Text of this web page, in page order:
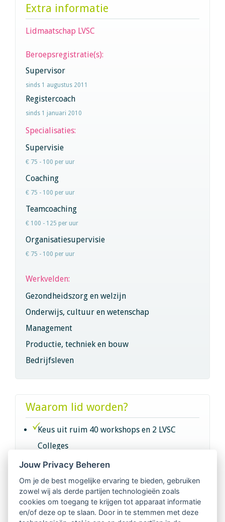
Extra informatie
Lidmaatschap LVSC
Beroepsregistratie(s):
Supervisor
sinds 1 augustus 2011
Registercoach
sinds 1 januari 2010
Specialisaties:
Supervisie
€ 75 - 100 per uur
Coaching
€ 75 - 100 per uur
Teamcoaching
€ 100 - 125 per uur
Organisatiesupervisie
€ 75 - 100 per uur
Werkvelden:
Gezondheidszorg en welzijn
Onderwijs, cultuur en wetenschap
Management
Productie, techniek en bouw
Bedrijfsleven
Waarom lid worden?
Keus uit ruim 40 workshops en 2 LVSC
Colleges
Intervisie met geregistreerde vakgenoten
Netwerk van 2100 professionals in 14
regio's
Jouw Privacy Beheren
Om je de best mogelijke ervaring te bieden, gebruiken
zowel wij als derde partijen technologieën zoals
cookies om toegang te krijgen tot apparaat informatie
en/of deze op te slaan. Door in te stemmen met deze